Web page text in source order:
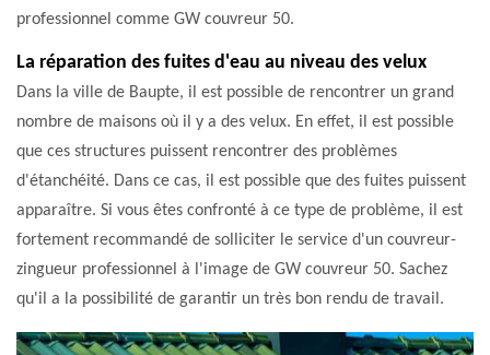
professionnel comme GW couvreur 50.
La réparation des fuites d'eau au niveau des velux
Dans la ville de Baupte, il est possible de rencontrer un grand
nombre de maisons où il y a des velux. En effet, il est possible
que ces structures puissent rencontrer des problèmes
d'étanchéité. Dans ce cas, il est possible que des fuites puissent
apparaître. Si vous êtes confronté à ce type de problème, il est
fortement recommandé de solliciter le service d'un couvreur-
zingueur professionnel à l'image de GW couvreur 50. Sachez
qu'il a la possibilité de garantir un très bon rendu de travail.